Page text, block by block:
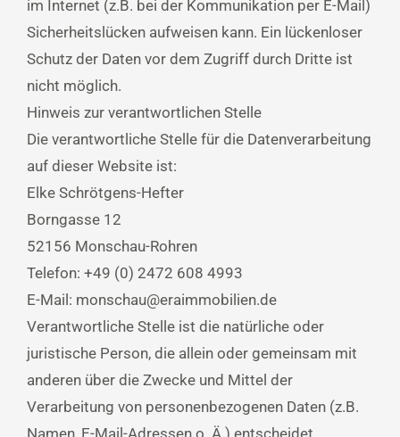
im Internet (z.B. bei der Kommunikation per E-Mail)
Sicherheitslücken aufweisen kann. Ein lückenloser
Schutz der Daten vor dem Zugriff durch Dritte ist
nicht möglich.
Hinweis zur verantwortlichen Stelle
Die verantwortliche Stelle für die Datenverarbeitung
auf dieser Website ist:
Elke Schrötgens-Hefter
Borngasse 12
52156 Monschau-Rohren
Telefon: +49 (0) 2472 608 4993
E-Mail: monschau@eraimmobilien.de
Verantwortliche Stelle ist die natürliche oder
juristische Person, die allein oder gemeinsam mit
anderen über die Zwecke und Mittel der
Verarbeitung von personenbezogenen Daten (z.B.